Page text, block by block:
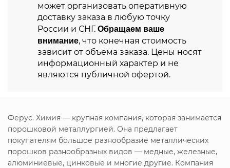
может организовать оперативную
доставку заказа в любую точку
России и СНГ. Обращаем ваше
внимание, что конечная стоимость
зависит от объема заказа. Цены носят
информационный характер и не
являются публичной офертой.
Ферус. Химия — крупная компания, которая занимается
порошковой металлургией. Она предлагает
покупателям большое разнообразие металлических
порошков разнообразных видов — медные, железные,
алюминиевые, цинковые и многие другие. Компания